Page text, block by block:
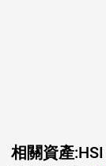
相關資產: